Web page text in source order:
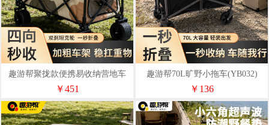
趣游帮聚拢款便携易收纳营地车
(Qyb07)
￥451
趣游帮70L旷野小拖车(YB032)
￥136